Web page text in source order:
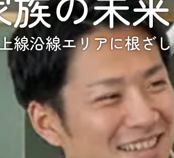
線沿線エリアに根ざ